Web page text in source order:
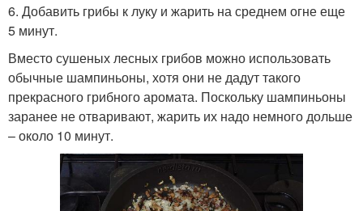
6. Добавить грибы к луку и жарить на среднем огне еще
5 минут.
Вместо сушеных лесных грибов можно использовать
обычные шампиньоны, хотя они не дадут такого
прекрасного грибного аромата. Поскольку шампиньоны
заранее не отваривают, жарить их надо немного дольше
– около 10 минут.